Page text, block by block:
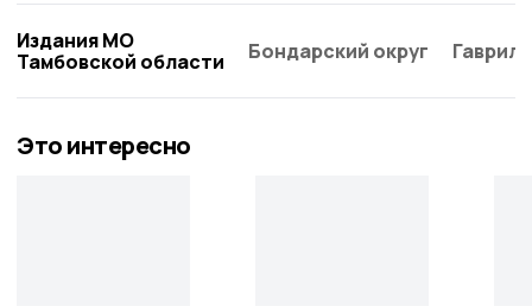
Издания МО
Тамбовской области
Бондарский округ
Это интересно